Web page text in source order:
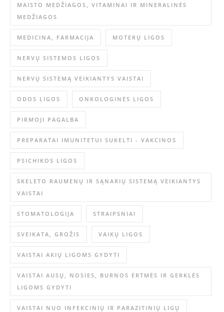
MAISTO MEDŽIAGOS, VITAMINAI IR MINERALINĖS
MEDŽIAGOS
MEDICINA, FARMACIJA MOTERŲ LIGOS
NERVŲ SISTEMOS LIGOS
NERVŲ SISTEMĄ VEIKIANTYS VAISTAI
ODOS LIGOS ONKOLOGINĖS LIGOS
PIRMOJI PAGALBA
PREPARATAI IMUNITETUI SUKELTI - VAKCINOS
PSICHIKOS LIGOS
SKELETO RAUMENŲ IR SĄNARIŲ SISTEMĄ VEIKIANTYS
VAISTAI
STOMATOLOGIJA STRAIPSNIAI
SVEIKATA, GROŽIS VAIKŲ LIGOS
VAISTAI AKIŲ LIGOMS GYDYTI
VAISTAI AUSŲ, NOSIES, BURNOS ERTMĖS IR GERKLĖS
LIGOMS GYDYTI
VAISTAI NUO INFEKCINIŲ IR PARAZITINIŲ LIGŲ